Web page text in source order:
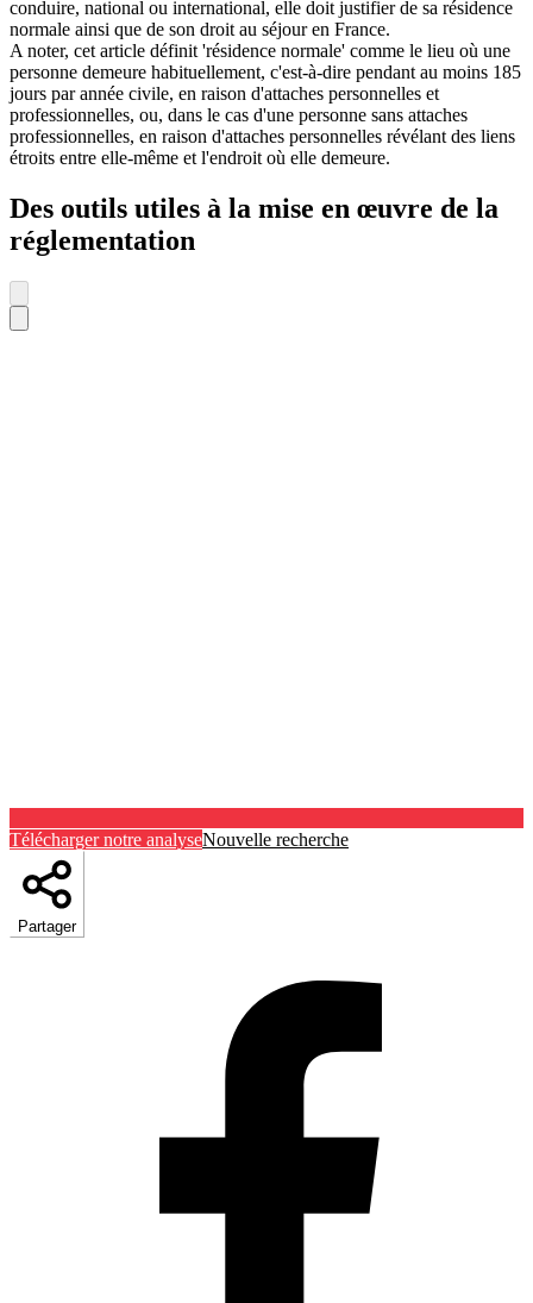
conduire, national ou international, elle doit justifier de sa résidence
normale ainsi que de son droit au séjour en France.
A noter, cet article définit 'résidence normale' comme le lieu où une
personne demeure habituellement, c'est-à-dire pendant au moins 185
jours par année civile, en raison d'attaches personnelles et
professionnelles, ou, dans le cas d'une personne sans attaches
professionnelles, en raison d'attaches personnelles révélant des liens
étroits entre elle-même et l'endroit où elle demeure.
Des outils utiles à la mise en œuvre de la
réglementation
Télécharger notre analyseNouvelle recherche
Partager